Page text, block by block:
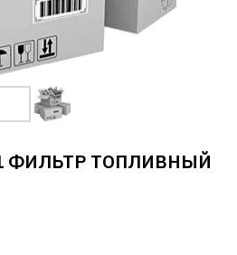
ФИЛЬТР ТОПЛИВНЫЙ